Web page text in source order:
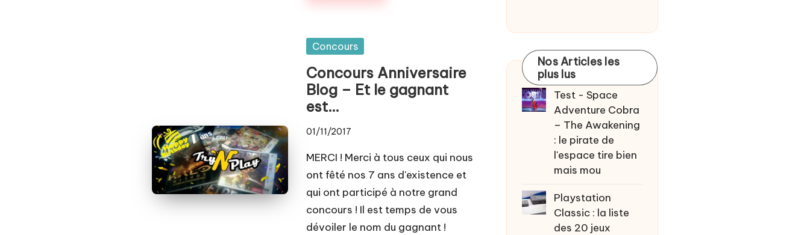
Posted
Concours
Concours Anniversaire
Blog – Et le gagnant
est…
01/11/2017
MERCI ! Merci à tous ceux qui nous
ont fêté nos 7 ans d'existence et
qui ont participé à notre grand
concours ! Il est temps de vous
dévoiler le nom du gagnant !
Nos Articles les
plus lus
Test - Space
Adventure Cobra
– The Awakening
: le pirate de
l'espace tire bien
mais mou
Playstation
Classic : la liste
des 20 jeux